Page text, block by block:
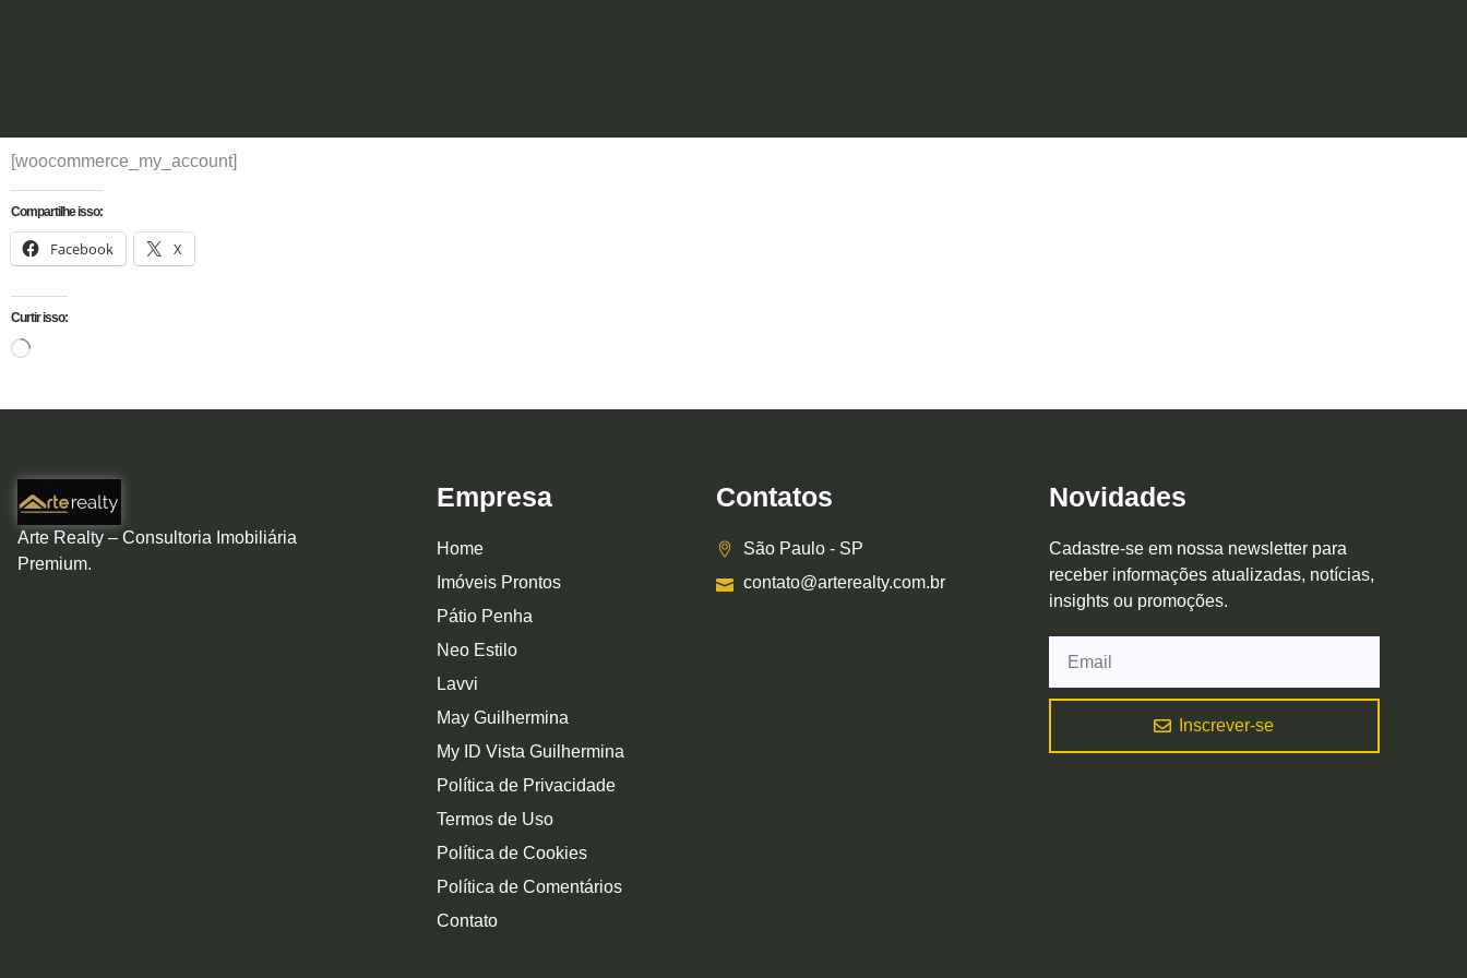
[woocommerce_my_account]
Compartilhe isso:
Facebook X
Curtir isso:
Arte Realty – Consultoria Imobiliária
Premium.
Empresa
Home
Imóveis Prontos
Pátio Penha
Neo Estilo
Lavvi
May Guilhermina
My ID Vista Guilhermina
Política de Privacidade
Termos de Uso
Política de Cookies
Política de Comentários
Contato
Contatos
São Paulo - SP
contato@arterealty.com.br
Novidades
Cadastre-se em nossa newsletter para
receber informações atualizadas, notícias,
insights ou promoções.
Inscrever-se